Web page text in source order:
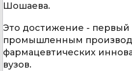
Шошаева.
Это достижение -
промышленным
фармацевтических
вузов.